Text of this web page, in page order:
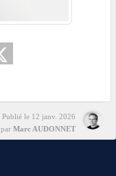
Publié le 12 janv. 2026
par Marc AUDONNET